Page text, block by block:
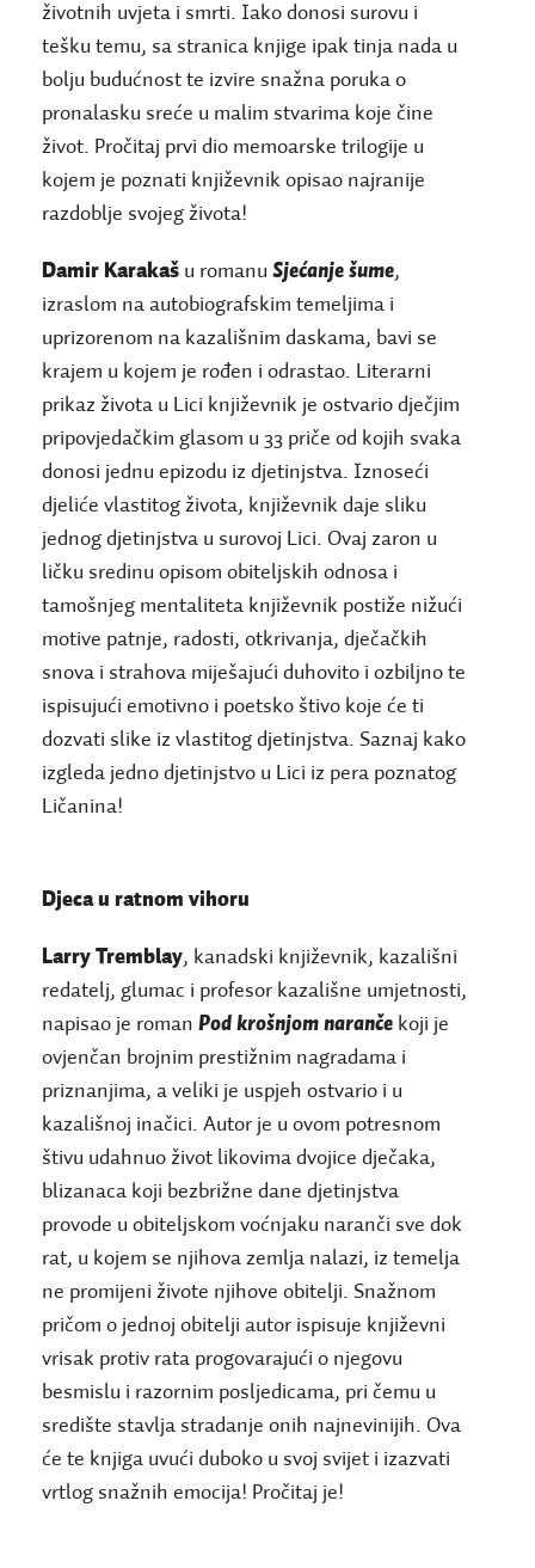
životnih uvjeta i smrti. Iako donosi surovu i
tešku temu, sa stranica knjige ipak tinja nada u
bolju budućnost te izvire snažna poruka o
pronalasku sreće u malim stvarima koje čine
život. Pročitaj prvi dio memoarske trilogije u
kojem je poznati književnik opisao najranije
razdoblje svojeg života!
Damir Karakaš u romanuSjećanje šume,
izraslom na autobiografskim temeljima i
uprizorenom na kazališnim daskama, bavi se
krajem u kojem je rođen i odrastao. Literarni
prikaz života u Lici književnik je ostvario dječjim
pripovjedačkim glasom u 33 priče od kojih svaka
donosi jednu epizodu iz djetinjstva. Iznoseći
djeliće vlastitog života, književnik daje sliku
jednog djetinjstva u surovoj Lici. Ovaj zaron u
ličku sredinu opisom obiteljskih odnosa i
tamošnjeg mentaliteta književnik postiže nižući
motive patnje, radosti, otkrivanja, dječačkih
snova i strahova miješajući duhovito i ozbiljno te
ispisujući emotivno i poetsko štivo koje će ti
dozvati slike iz vlastitog djetinjstva. Saznaj kako
izgleda jedno djetinjstvo u Lici iz pera poznatog
Ličanina!
Djeca u ratnom vihoru
Larry Tremblay, kanadski književnik, kazališni
redatelj, glumac i profesor kazališne umjetnosti,
napisao je romanPod krošnjom naranče koji je
ovjenčan brojnim prestižnim nagradama i
priznanjima, a veliki je uspjeh ostvario i u
kazališnoj inačici. Autor je u ovom potresnom
štivu udahnuo život likovima dvojice dječaka,
blizanaca koji bezbrižne dane djetinjstva
provode u obiteljskom voćnjaku naranči sve dok
rat, u kojem se njihova zemlja nalazi, iz temelja
ne promijeni živote njihove obitelji. Snažnom
pričom o jednoj obitelji autor ispisuje književni
vrisak protiv rata progovarajući o njegovu
besmislu i razornim posljedicama, pri čemu u
središte stavlja stradanje onih najnevinijih. Ova
će te knjiga uvući duboko u svoj svijet i izazvati
vrtlog snažnih emocija! Pročitaj je!